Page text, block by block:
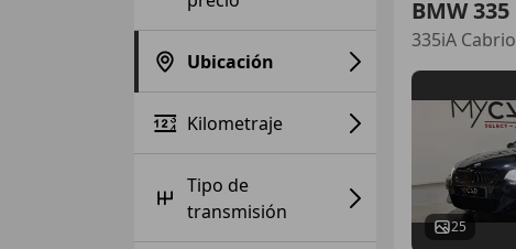
Ubicación
Kilometraje
Tipo de
transmisión
BMW 335
335iA Cabrio
25